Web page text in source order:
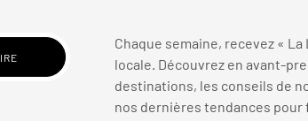
Chaque semaine, recevez «
locale. Découvrez en avant-
destinations, les conseils de
nos dernières tendances pour